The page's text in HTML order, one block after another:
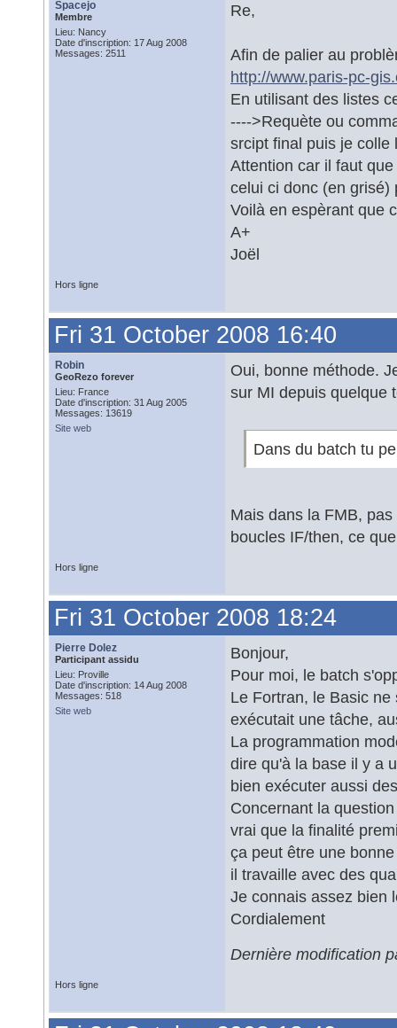
Spacejo
Membre
Lieu: Nancy
Date d'inscription: 17 Aug 2008
Messages: 2511
Re,
Afin de palier au
http://www.paris-pc-
En utilisant des listes
---->Requète ou
srcipt final puis je colle
Attention car il faut
celui ci donc (en grisé)
Voilà en espèrant que
A+
Joël
Hors ligne
Fri 31 October 2008 16:40
Robin
GeoRezo forever
Lieu: France
Date d'inscription: 31 Aug 2005
Messages: 13619
Site web
Oui, bonne méthode.
sur MI depuis quelque
Dans du batch tu
Mais dans la FMB,
boucles IF/then, ce
Hors ligne
Fri 31 October 2008 18:24
Pierre Dolez
Participant assidu
Lieu: Proville
Date d'inscription: 14 Aug 2008
Messages: 518
Site web
Bonjour,
Pour moi, le batch
Le Fortran, le Basic
exécutait une tâche,
La programmation
dire qu'à la base il y a
bien exécuter aussi
Concernant la
vrai que la finalité
ça peut être une
il travaille avec des
Je connais assez bien
Cordialement
Dernière modification
Hors ligne